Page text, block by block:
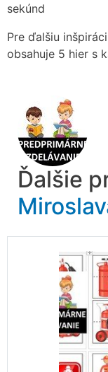
sekúnd
Pre ďalšiu
obsahuje 5 hier s
Ďalšie